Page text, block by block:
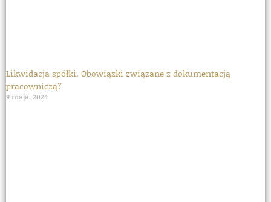
Likwidacja spółki. Obowiązki związane z dokumentacją
pracowniczą?
9 maja, 2024